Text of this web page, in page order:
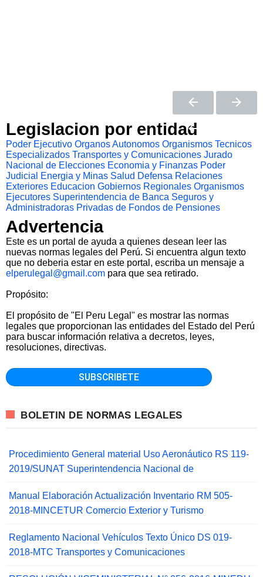
Legislacion por entidad
Poder Ejecutivo Organos Autonomos Organismos Tecnicos
Especializados Transportes y Comunicaciones Jurado
Nacional de Elecciones Economia y Finanzas Poder
Judicial
Energia y Minas Salud Defensa Relaciones
Exteriores Educacion Gobiernos Regionales Organismos
Ejecutores Superintendencia de Banca Seguros y
Administradoras Privadas de Fondos de Pensiones
Advertencia
Este es un portal de ayuda a quienes desean leer las
nuevas normas legales del Perú. Si encuentra algun texto
que no deberia estar en este portal, escriba un mensaje a
elperulegal@gmail.com para que sea retirado.
Propósito:
El propósito de "El Peru Legal" es mostrar las normas
legales que proporcionan las entidades del Estado del Perú
para buscar información relativa a decretos, leyes,
resoluciones, directivas.
BOLETIN DE NORMAS LEGALES
Procedimiento General material Uso Aeronáutico RS 119-
2019/SUNAT Superintendencia Nacional de
Manual Elaboración Actualización Inventario RM 505-
2018-MINCETUR Comercio Exterior y Turismo
Reglamento Nacional Vehículos Texto Único DS 019-
2018-MTC Transportes y Comunicaciones